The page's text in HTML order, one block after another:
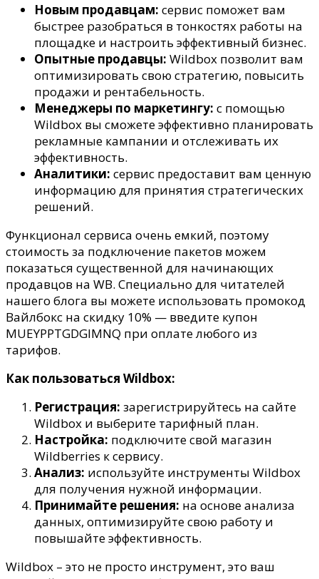
Новым продавцам: сервис поможет вам
быстрее разобраться в тонкостях работы на
площадке и настроить эффективный бизнес.
Опытные продавцы: Wildbox позволит вам
оптимизировать свою стратегию, повысить
продажи и рентабельность.
Менеджеры по маркетингу: с помощью
Wildbox вы сможете эффективно планировать
рекламные кампании и отслеживать их
эффективность.
Аналитики: сервис предоставит вам ценную
информацию для принятия стратегических
решений.
Функционал сервиса очень емкий, поэтому
стоимость за подключение пакетов можем
показаться существенной для начинающих
продавцов на WB. Специально для читателей
нашего блога вы можете использовать промокод
Вайлбокс на скидку 10% — введите купон
MUEYPPTGDGIMNQ при оплате любого из
тарифов.
Как пользоваться Wildbox:
Регистрация: зарегистрируйтесь на сайте
Wildbox и выберите тарифный план.
Настройка: подключите свой магазин
Wildberries к сервису.
Анализ: используйте инструменты Wildbox
для получения нужной информации.
Принимайте решения: на основе анализа
данных, оптимизируйте свою работу и
повышайте эффективность.
Wildbox – это не просто инструмент, это ваш